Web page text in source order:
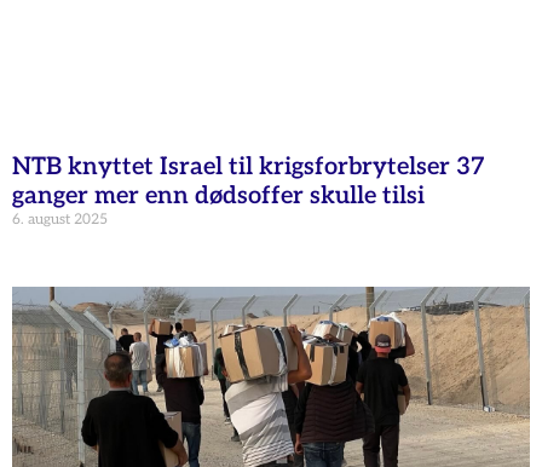
NTB knyttet Israel til krigsforbrytelser 37
ganger mer enn dødsoffer skulle tilsi
6. august 2025